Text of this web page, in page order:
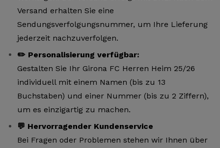
Versand erhalten Sie eine
Sendungsverfolgungsnummer, um Ihre Lieferung
jederzeit nachzuverfolgen.
✏️ Personalisierung verfügbar:
Gestalten Sie Ihr Girona FC Herren Heim 25/26
individuell mit einem Namen (bis zu 13
Buchstaben) und einer Nummer (bis zu 2 Ziffern),
um es einzigartig zu machen.
💬 Hervorragender Kundenservice
Bei Fragen oder Problemen stehen wir Ihnen über